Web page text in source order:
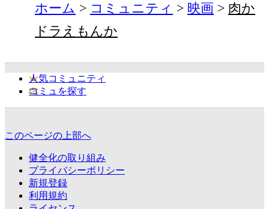
ホーム コミュニティ 映画
肉か
ドラえもんか
人気コミュニティ
コミュを探す
このページの上部へ
健全化の取り組み
プライバシーポリシー
新規登録
利用規約